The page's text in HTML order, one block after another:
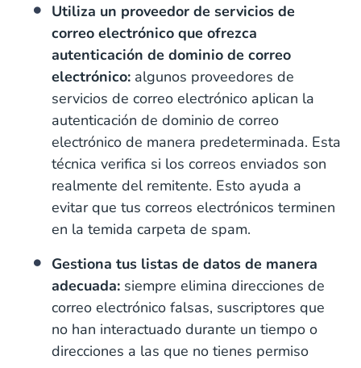
Utiliza un proveedor de servicios de
correo electrónico que ofrezca
autenticación de dominio de correo
electrónico: algunos proveedores de
servicios de correo electrónico aplican la
autenticación de dominio de correo
electrónico de manera predeterminada. Esta
técnica verifica si los correos enviados son
realmente del remitente. Esto ayuda a
evitar que tus correos electrónicos terminen
en la temida carpeta de spam.
Gestiona tus listas de datos de manera
adecuada: siempre elimina direcciones de
correo electrónico falsas, suscriptores que
no han interactuado durante un tiempo o
direcciones a las que no tienes permiso